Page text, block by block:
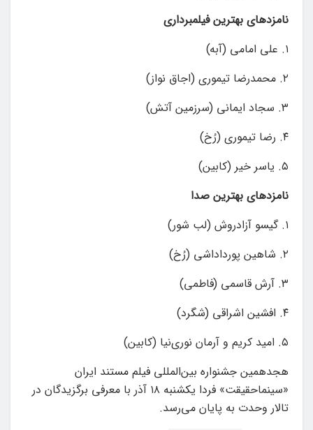
نامزدهای بهترین فیلمبرداری
۱. علی امامی (آبه)
۲. محمدرضا تیموری (اجاق نواز)
۳. سجاد ایمانی (سرزمین آتش)
۴. رضا تیموری (رُخ)
۵. یاسر خیر (کابین)
نامزدهای بهترین صدا
۱. گیسو آزادروش (لب شور)
۲. شاهین پورداداشی (رُخ)
۳. آرش قاسمی (فاطمی)
۴. افشین اشراقی (شگرد)
۵. امید کریم و آرمان نوری‌نیا (کابین)
هجدهمین جشنواره بین‌المللی فیلم مستند ایران
«سینماحقیقت» فردا یکشنبه ۱۸ آذر با معرفی برگزیدگان در
تالار وحدت به پایان می‌رسد.